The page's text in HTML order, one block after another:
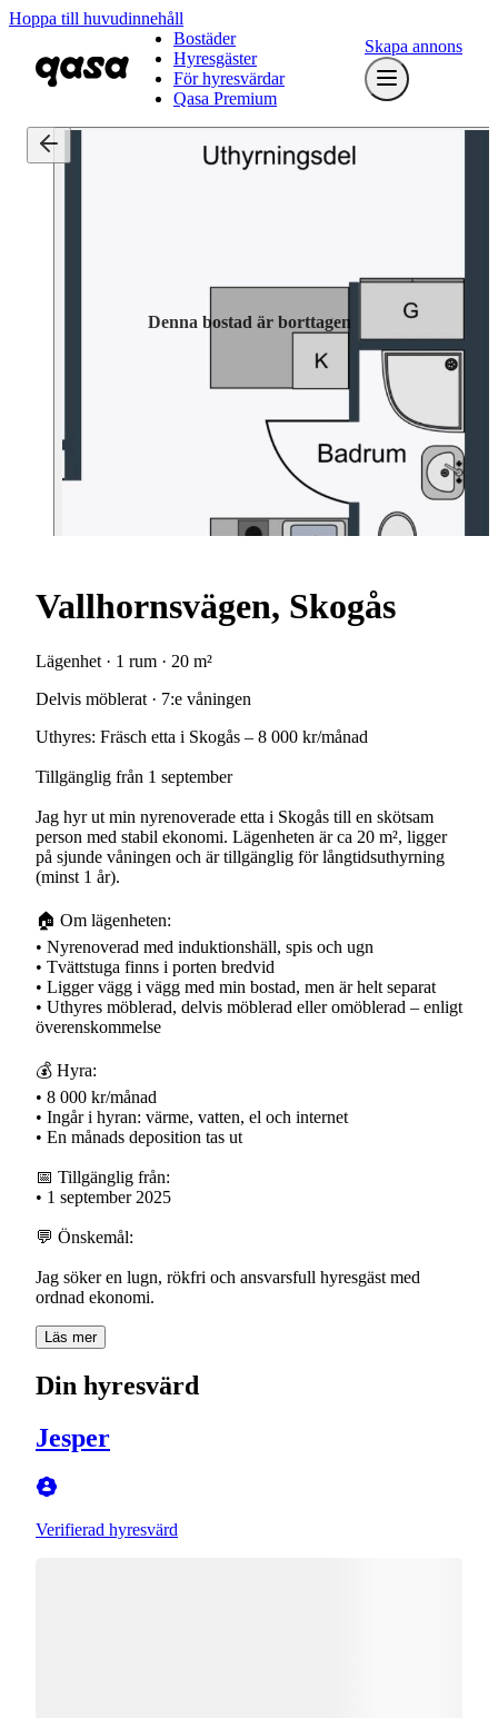
Hoppa till huvudinnehåll
Bostäder
Hyresgäster
För hyresvärdar
Qasa Premium
Skapa annons
Denna bostad är borttagen
Vallhornsvägen, Skogås
Lägenhet · 1 rum · 20 m²
Delvis möblerat · 7:e våningen
Uthyres: Fräsch etta i Skogås – 8 000 kr/månad
Tillgänglig från 1 september
Jag hyr ut min nyrenoverade etta i Skogås till en skötsam
person med stabil ekonomi. Lägenheten är ca 20 m², ligger
på sjunde våningen och är tillgänglig för långtidsuthyrning
(minst 1 år).
🏠 Om lägenheten:
• Nyrenoverad med induktionshäll, spis och ugn
• Tvättstuga finns i porten bredvid
• Ligger vägg i vägg med min bostad, men är helt separat
• Uthyres möblerad, delvis möblerad eller omöblerad – enligt
överenskommelse
💰 Hyra:
• 8 000 kr/månad
• Ingår i hyran: värme, vatten, el och internet
• En månads deposition tas ut
📅 Tillgänglig från:
• 1 september 2025
💬 Önskemål:
Jag söker en lugn, rökfri och ansvarsfull hyresgäst med
ordnad ekonomi.
Läs mer
Din hyresvärd
Jesper
Verifierad hyresvärd